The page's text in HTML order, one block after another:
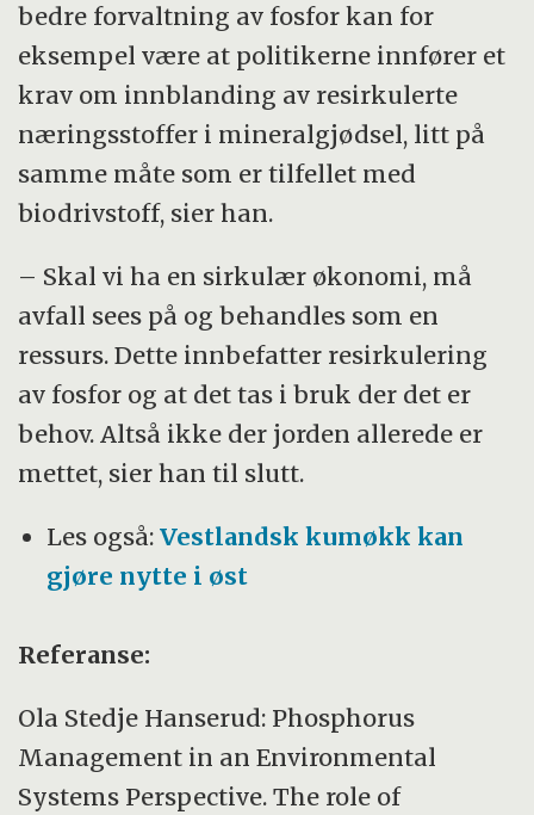
bedre forvaltning av fosfor kan for
eksempel være at politikerne innfører et
krav om innblanding av resirkulerte
næringsstoffer i mineralgjødsel, litt på
samme måte som er tilfellet med
biodrivstoff, sier han.
– Skal vi ha en sirkulær økonomi, må
avfall sees på og behandles som en
ressurs. Dette innbefatter resirkulering
av fosfor og at det tas i bruk der det er
behov. Altså ikke der jorden allerede er
mettet, sier han til slutt.
Les også:Vestlandsk kumøkk kan
gjøre nytte i øst
Referanse:
Ola Stedje Hanserud: Phosphorus
Management in an Environmental
Systems Perspective. The role of